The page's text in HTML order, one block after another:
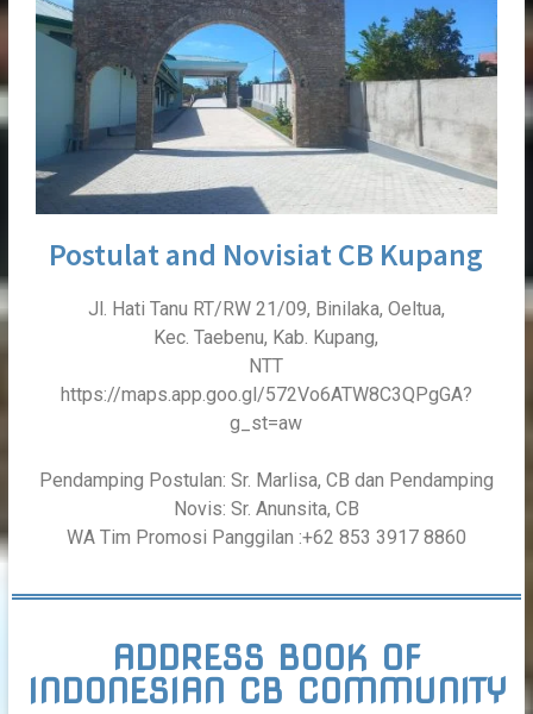
Postulat and Novisiat CB Kupang
Jl. Hati Tanu RT/RW 21/09, Binilaka, Oeltua,
Kec. Taebenu, Kab. Kupang,
NTT
https://maps.app.goo.gl/572Vo6ATW8C3QPgGA?
g_st=aw
Pendamping Postulan: Sr. Marlisa, CB dan Pendamping
Novis: Sr. Anunsita, CB
WA Tim Promosi Panggilan :+62 853 3917 8860
ADDRESS BOOK OF
INDONESIAN CB COMMUNITY